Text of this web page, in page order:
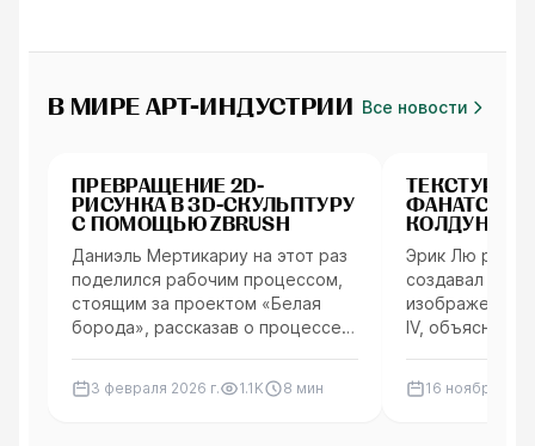
В МИРЕ АРТ-ИНДУСТРИИ Все новости
Персонажи
ПРЕВРАЩЕНИЕ 2D-
РИСУНКА В 3D-СКУЛЬПТУРУ
С ПОМОЩЬЮ ZBRUSH
Даниэль Мертикариу на этот раз
поделился рабочим процессом,
стоящим за проектом «Белая
борода», рассказав о процессе
упомянув о кистях, которые он
3 февраля 2026 г. 1.1K 8 мин
Персонажи
КОЛДУНЬИ
СТИЛЕ
Эрик Лю
создавал
изображение
IV, объяснил,
советами с
16 ноября